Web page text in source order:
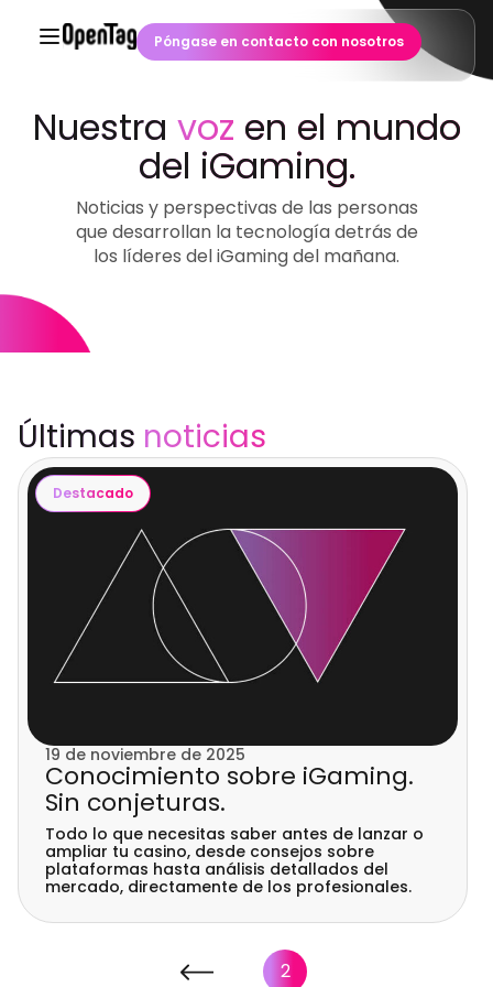
Póngase en contacto con nosotros
Nuestra voz en el mundo
del iGaming.
Noticias y perspectivas de las personas
que desarrollan la tecnología detrás de
los líderes del iGaming del mañana.
Últimas noticias
Destacado
19 de noviembre de 2025
Conocimiento sobre iGaming.
Sin conjeturas.
Todo lo que necesitas saber antes de lanzar o
ampliar tu casino, desde consejos sobre
plataformas hasta análisis detallados del
mercado, directamente de los profesionales.
2